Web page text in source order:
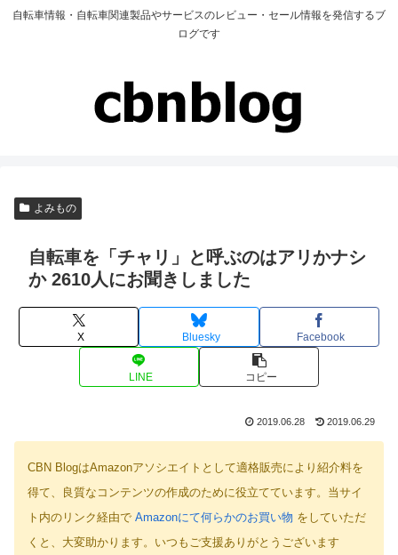
自転車情報・自転車関連製品やサービスのレビュー・セール情報を発信するブ
ログです
よみもの
自転車を「チャリ」と呼ぶのはアリかナシ
か 2610人にお聞きしました
X Bluesky Facebook
LINE コピー
2019.06.28 2019.06.29
CBN BlogはAmazonアソシエイトとして適格販売により紹介料を
得て、良質なコンテンツの作成のために役立てています。当サイ
ト内のリンク経由で Amazonにて何らかのお買い物 をしていただ
くと、大変助かります。いつもご支援ありがとうございます